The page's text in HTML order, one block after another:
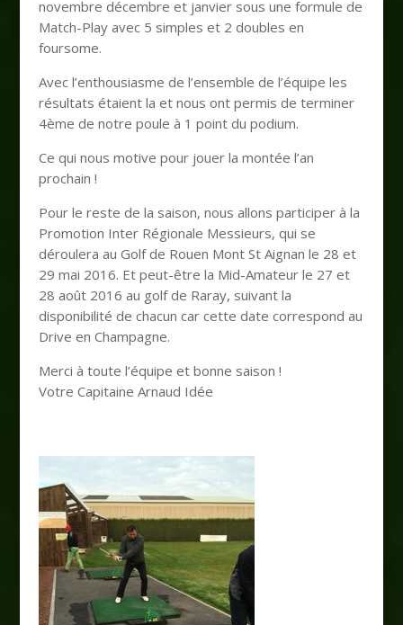
novembre décembre et janvier sous une formule de
Match-Play avec 5 simples et 2 doubles en
foursome.
Avec l’enthousiasme de l’ensemble de l’équipe les
résultats étaient la et nous ont permis de terminer
4ème de notre poule à 1 point du podium.
Ce qui nous motive pour jouer la montée l’an
prochain !
Pour le reste de la saison, nous allons participer à la
Promotion Inter Régionale Messieurs, qui se
déroulera au Golf de Rouen Mont St Aignan le 28 et
29 mai 2016. Et peut-être la Mid-Amateur le 27 et
28 août 2016 au golf de Raray, suivant la
disponibilité de chacun car cette date correspond au
Drive en Champagne.
Merci à toute l’équipe et bonne saison !
Votre Capitaine Arnaud Idée